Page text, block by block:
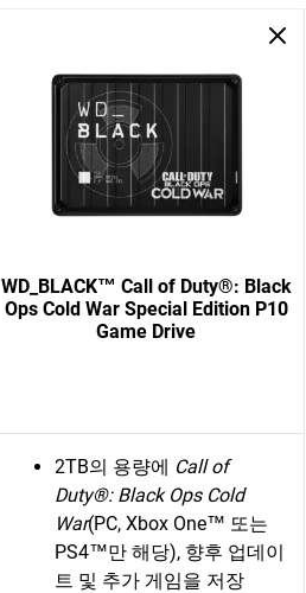
WD_BLACK™ Call of Duty®: Black
Ops Cold War Special Edition P10
Game Drive
2TB의 용량에 Call of
Duty®: Black Ops Cold
War(PC, Xbox One™ 또는
PS4™만 해당), 향후 업데이
트 및 추가 게임을 저장